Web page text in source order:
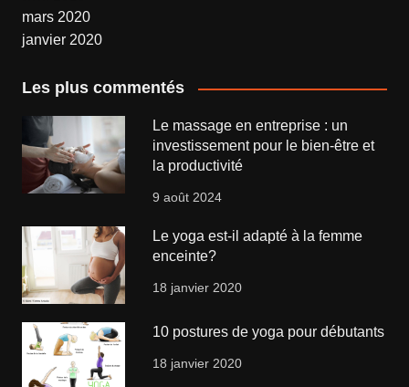
mars 2020
janvier 2020
Les plus commentés
Le massage en entreprise : un
investissement pour le bien-être et
la productivité
9 août 2024
Le yoga est-il adapté à la femme
enceinte?
18 janvier 2020
10 postures de yoga pour débutants
18 janvier 2020